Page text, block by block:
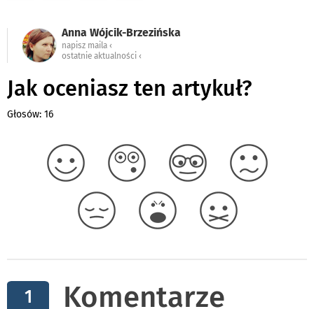
Anna Wójcik-Brzezińska
napisz maila ‹
ostatnie aktualności ‹
Jak oceniasz ten artykuł?
Głosów: 16
1 Komentarze